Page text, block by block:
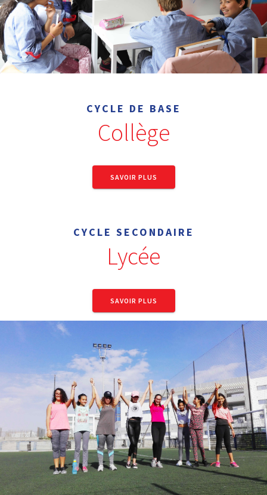
CYCLE DE BASE
Collège
SAVOIR PLUS
CYCLE SECONDAIRE
Lycée
SAVOIR PLUS